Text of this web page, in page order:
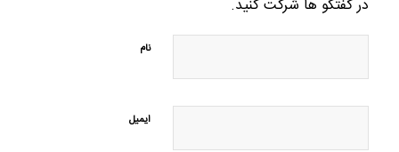
در گفتگو ها شرکت کنید.
نام
ایمیل